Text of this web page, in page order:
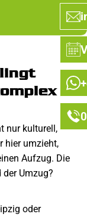
nur kulturell,
hier umzieht,
Aufzug. Die
Umzug?
oder